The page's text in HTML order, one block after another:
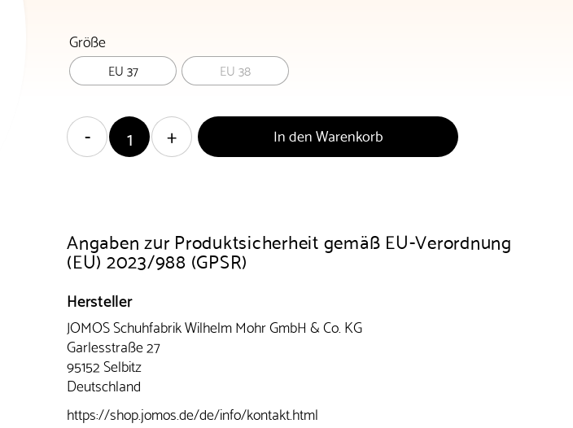
Größe
EU 37 EU 38
In den Warenkorb
Angaben zur Produktsicherheit gemäß EU-Verordnung
(EU) 2023/988 (GPSR)
Hersteller
JOMOS Schuhfabrik Wilhelm Mohr GmbH & Co. KG
Garlesstraße 27
95152 Selbitz
Deutschland
https://shop.jomos.de/de/info/kontakt.html